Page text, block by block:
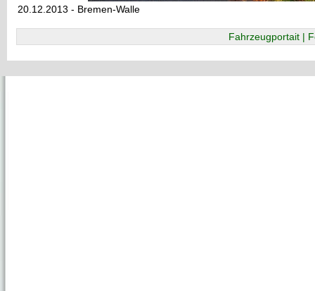
20.12.2013 - Bremen-Walle
Fahrzeugportait |